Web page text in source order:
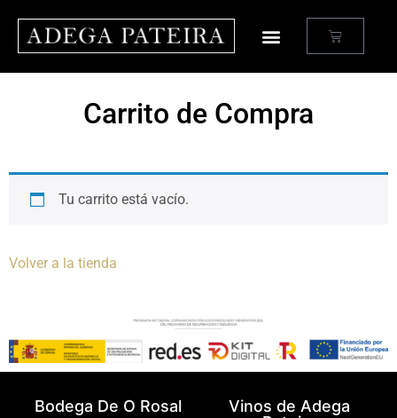
Carrito de Compra
Tu carrito está vacío.
Volver a la tienda
Bodega De O Rosal
Vinos de Adega